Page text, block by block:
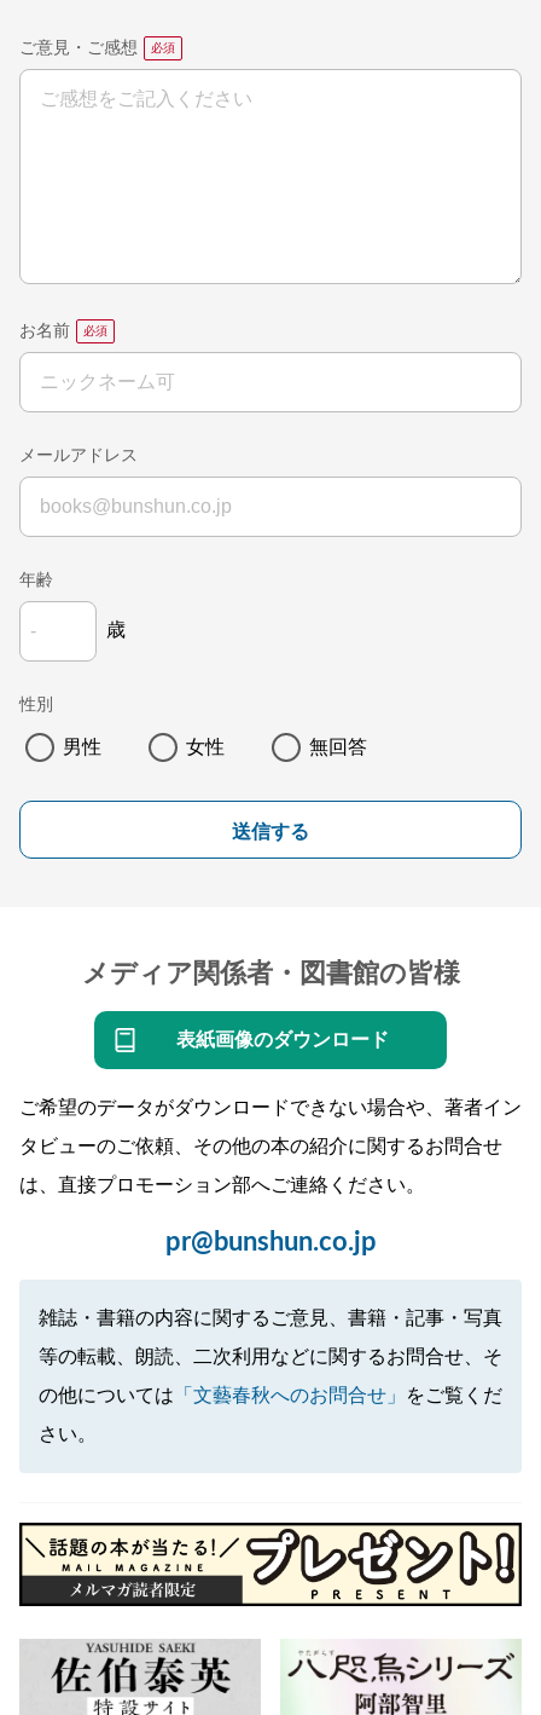
ご意見・ご感想
お名前
メールアドレス
年齢
歳
性別
男性 女性 無回答
送信する
メディア関係者・図書館の皆様
表紙画像のダウンロード
ご希望のデータがダウンロードできない場合や、著者イン
タビューのご依頼、その他の本の紹介に関するお問合せ
は、直接プロモーション部へご連絡ください。
pr@bunshun.co.jp
雑誌・書籍の内容に関するご意見、書籍・記事・写真
等の転載、朗読、二次利用などに関するお問合せ、そ
の他については 「文藝春秋へのお問合せ」
をご覧くだ
さい。